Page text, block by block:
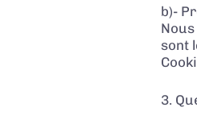
b)-
sont
3.